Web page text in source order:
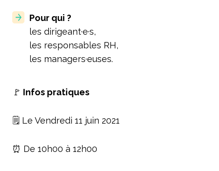
Pour qui ?
les dirigeant·e·s,
les responsables RH,
les managers·euses.
🚩 Infos pratiques
🗒️ Le Vendredi 11 juin 2021
⏰ De 10h00 à 12h00